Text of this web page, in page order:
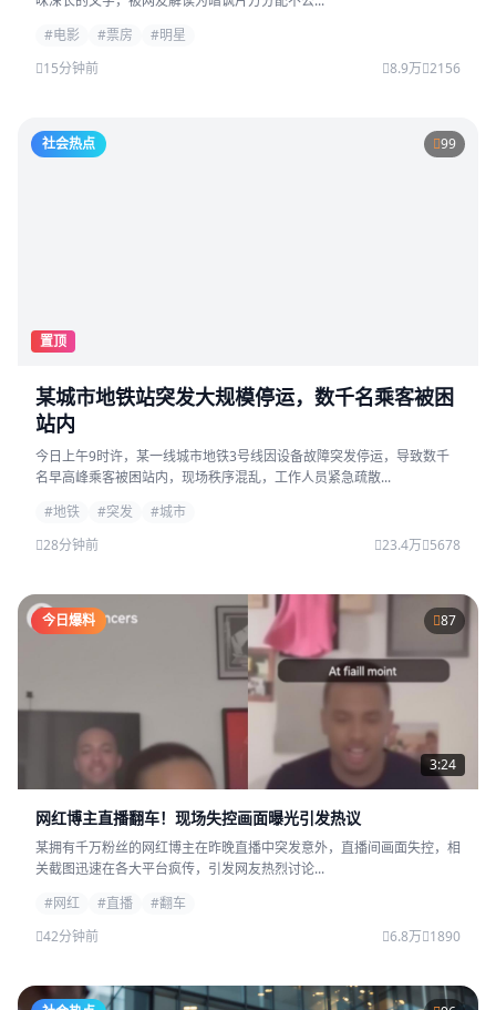
#电影
#票房
#明星
15分钟前
8.9万 2156
社会热点 99
置顶
某城市地铁站突发大规模停运，数千名乘客被困
站内
今日上午9时许，某一线城市地铁3号线因设备故障突发停运，导致数千
名早高峰乘客被困站内，现场秩序混乱，工作人员紧急疏散...
#地铁
#突发
#城市
28分钟前
23.4万 5678
今日爆料 87
3:24
网红博主直播翻车！现场失控画面曝光引发热议
某拥有千万粉丝的网红博主在昨晚直播中突发意外，直播间画面失控，相
关截图迅速在各大平台疯传，引发网友热烈讨论...
#网红
#直播
#翻车
42分钟前
6.8万 1890